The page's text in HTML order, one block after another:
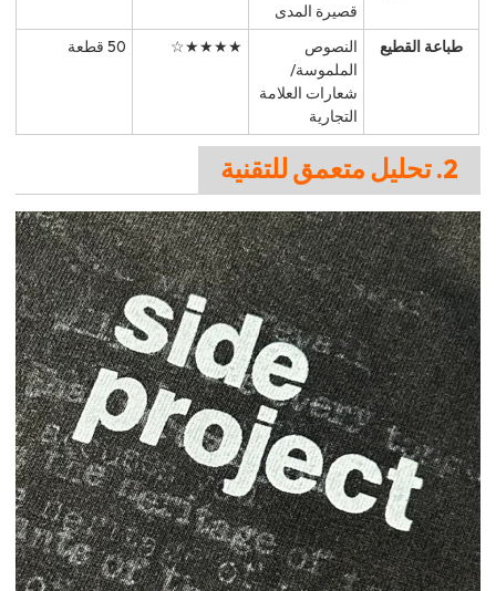
قصيرة المدى
طباعة القطيع
النصوص
الملموسة/
شعارات العلامة
التجارية
★★★★☆ 50 قطعة
2. تحليل متعمق للتقنية